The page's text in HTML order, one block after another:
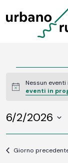
Eventi
for
Giugno
Notice
Nessun
eventi in
6/2/2026
DATA.Giorno